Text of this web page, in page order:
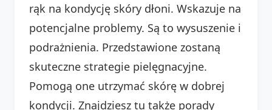
rąk na kondycję skóry dłoni. Wskazuje na
potencjalne problemy. Są to wysuszenie i
podrażnienia. Przedstawione zostaną
skuteczne strategie pielęgnacyjne.
Pomogą one utrzymać skórę w dobrej
kondycji. Znajdziesz tu także porady